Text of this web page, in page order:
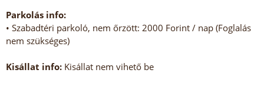
Parkolás info:
• Szabadtéri parkoló, nem őrzött: 2000 Forint / nap (Foglalás
nem szükséges)
Kisállat info: Kisállat nem vihető be